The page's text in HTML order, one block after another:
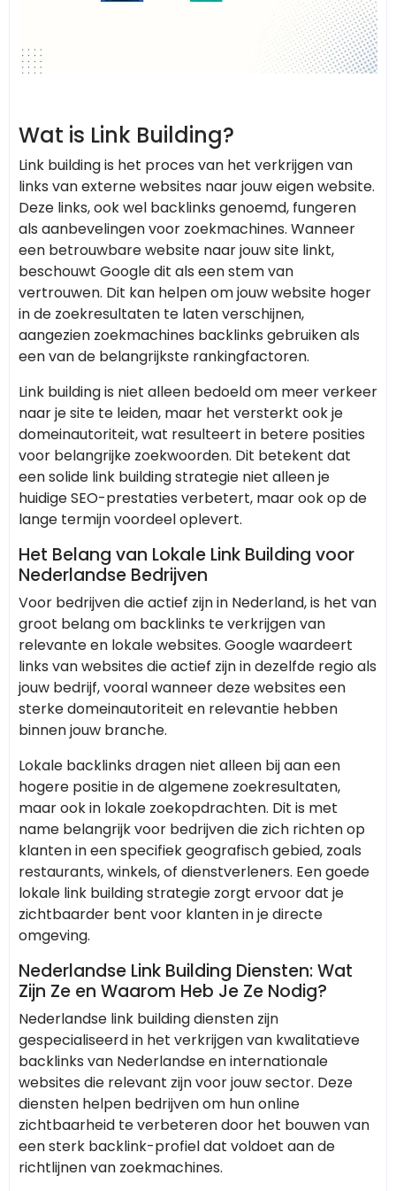
Wat is Link Building?
Link building is het proces van het verkrijgen van
links van externe websites naar jouw eigen website.
Deze links, ook wel backlinks genoemd, fungeren
als aanbevelingen voor zoekmachines. Wanneer
een betrouwbare website naar jouw site linkt,
beschouwt Google dit als een stem van
vertrouwen. Dit kan helpen om jouw website hoger
in de zoekresultaten te laten verschijnen,
aangezien zoekmachines backlinks gebruiken als
een van de belangrijkste rankingfactoren.
Link building is niet alleen bedoeld om meer verkeer
naar je site te leiden, maar het versterkt ook je
domeinautoriteit, wat resulteert in betere posities
voor belangrijke zoekwoorden. Dit betekent dat
een solide link building strategie niet alleen je
huidige SEO-prestaties verbetert, maar ook op de
lange termijn voordeel oplevert.
Het Belang van Lokale Link Building voor
Nederlandse Bedrijven
Voor bedrijven die actief zijn in Nederland, is het van
groot belang om backlinks te verkrijgen van
relevante en lokale websites. Google waardeert
links van websites die actief zijn in dezelfde regio als
jouw bedrijf, vooral wanneer deze websites een
sterke domeinautoriteit en relevantie hebben
binnen jouw branche.
Lokale backlinks dragen niet alleen bij aan een
hogere positie in de algemene zoekresultaten,
maar ook in lokale zoekopdrachten. Dit is met
name belangrijk voor bedrijven die zich richten op
klanten in een specifiek geografisch gebied, zoals
restaurants, winkels, of dienstverleners. Een goede
lokale link building strategie zorgt ervoor dat je
zichtbaarder bent voor klanten in je directe
omgeving.
Nederlandse Link Building Diensten: Wat
Zijn Ze en Waarom Heb Je Ze Nodig?
Nederlandse link building diensten zijn
gespecialiseerd in het verkrijgen van kwalitatieve
backlinks van Nederlandse en internationale
websites die relevant zijn voor jouw sector. Deze
diensten helpen bedrijven om hun online
zichtbaarheid te verbeteren door het bouwen van
een sterk backlink-profiel dat voldoet aan de
richtlijnen van zoekmachines.